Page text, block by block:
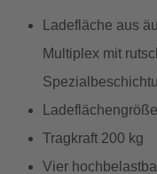
Ladefläche aus
Multiplex mit
Tragkraft 200 kg
Vier